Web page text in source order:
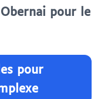
pour le
pour